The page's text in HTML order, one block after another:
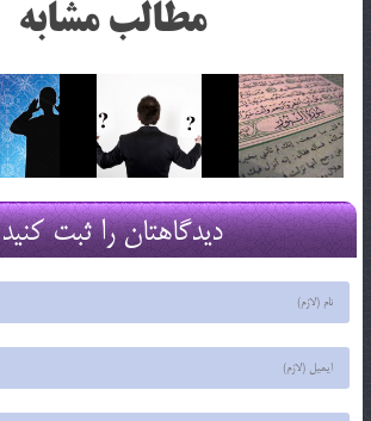
مطالب مشابه
دیدگاهتان را ثبت کنید